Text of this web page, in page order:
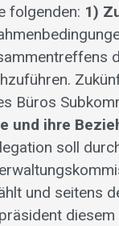
folgenden: 1)
Büros
und ihre
soll
und seitens